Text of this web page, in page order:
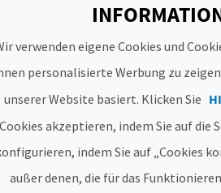
verwenden eigene Cookies und
personalisierte Werbung zu
unserer Website basiert. Klicken Sie
Cookies akzeptieren, indem Sie auf die
indem Sie auf „Cookies
außer denen, die für das